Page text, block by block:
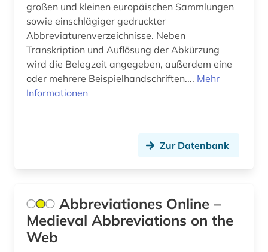
bibliografie (31)
bibliographie (22)
biblioteca estense (1)
bibliothek (7)
bibliothèque royale albert i. (1)
biblische motive (1)
großen und kleinen europäischen Sammlungen
sowie einschlägiger gedruckter
Abbreviaturenverzeichnisse. Neben
Transkription und Auflösung der Abkürzung
wird die Belegzeit angegeben, außerdem eine
oder mehrere Beispielhandschriften.... Mehr
Informationen
Zur Datenbank
Abbreviationes Online –
Medieval Abbreviations on the
Web